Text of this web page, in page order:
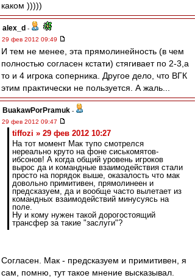
каком )))))
alex_d -
29 фев 2012 09:49
И тем не менее, эта прямолинейность (в чем
полностью согласен кстати) стягивает по 2-3,а
то и 4 игрока соперника. Другое дело, что ВГК
этим практически не пользуется. А жаль...
BuakawPorPramuk -
29 фев 2012 09:47
tiffozi » 29 фев 2012 10:27
На тот момент Мак тупо смотрелся
нереально круто на фоне сиськомятов-
ибсонов! А когда общий уровень игроков
вырос да и командные взаимодействия стали
просто на порядок выше, оказалость что мак
довольно примитивен, прямолинеен и
предсказуем, да и вообще часто вылетает из
командных взаимодействий минусуясь на
поле.
Ну и кому нужен такой дорогостоящий
трансфер за такие "заслуги"?
Согласен. Мак - предсказуем и примитивен, я
сам, помню, тут такое мнение высказывал.